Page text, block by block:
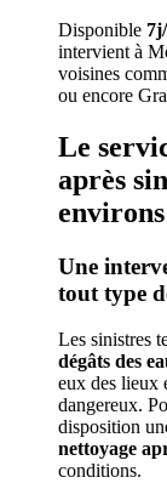
Disponible
intervient à
voisines
ou encore
Le
après
environs
Une
tout type
Les sinistres
dégâts des
eux des lieux
dangereux.
disposition
nettoyage
conditions.